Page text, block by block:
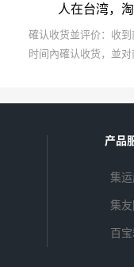
人在台湾，
確认收货並评价：收
时间內確认收货，並
产品
集
集
百